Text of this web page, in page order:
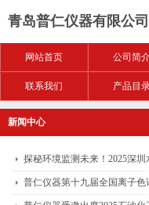
青岛普仁仪器有限公司
网站首页 公司简
联系我们 产品目
新闻中心
探秘环境监测未来！2025深
普仁仪器第十九届全国离子